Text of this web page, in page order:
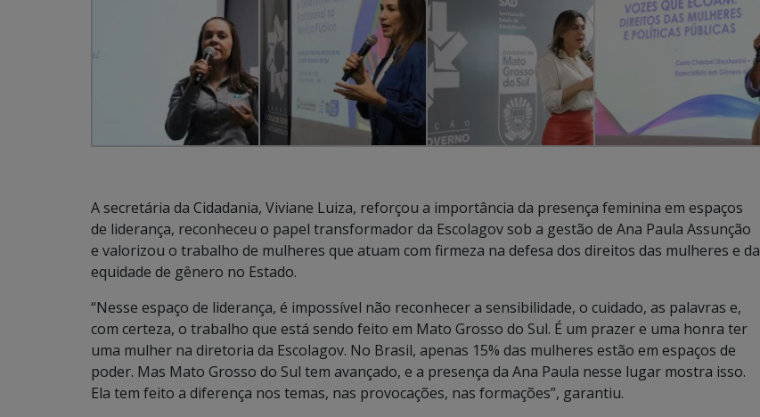
A secretária da Cidadania, Viviane Luiza, reforçou a importância da presença feminina em espaços
de liderança, reconheceu o papel transformador da Escolagov sob a gestão de Ana Paula Assunção
e valorizou o trabalho de mulheres que atuam com firmeza na defesa dos direitos das mulheres e da
equidade de gênero no Estado.
“Nesse espaço de liderança, é impossível não reconhecer a sensibilidade, o cuidado, as palavras e,
com certeza, o trabalho que está sendo feito em Mato Grosso do Sul. É um prazer e uma honra ter
uma mulher na diretoria da Escolagov. No Brasil, apenas 15% das mulheres estão em espaços de
poder. Mas Mato Grosso do Sul tem avançado, e a presença da Ana Paula nesse lugar mostra isso.
Ela tem feito a diferença nos temas, nas provocações, nas formações”, garantiu.